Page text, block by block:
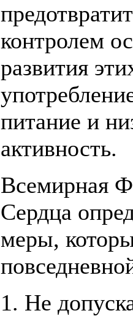
контролем
развития
питание и
активность.
Всемирная
Сердца
меры,
1. Не